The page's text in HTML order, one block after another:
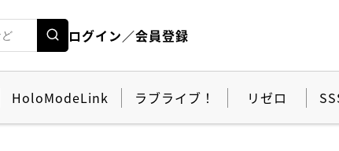
ログイン／会員登録
HoloModeLink ラブライブ！ リゼロ